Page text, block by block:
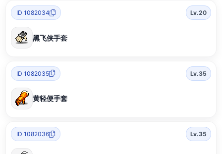
ID 1082034 Lv.20
黑飞侠手套
ID 1082035 Lv.35
黄轻便手套
ID 1082036 Lv.35